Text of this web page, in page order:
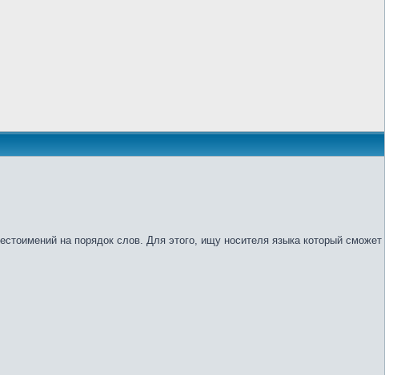
на порядок слов. Для этого, ищу носителя языка который сможет